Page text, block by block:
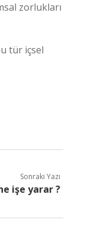
zorlukları
tür içsel
Sonraki Yazı
işe yarar ?